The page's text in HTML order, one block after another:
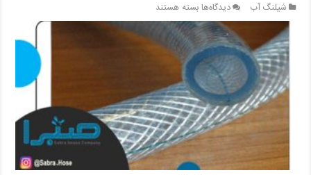
شیلنگ آب دیدگاه‌هابرای
قیمت
شیلنگ
آب
نخ
دار
در
بازار
بسته هستند